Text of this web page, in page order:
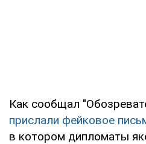
Как сообщал
прислали фейковое
в котором дипломаты